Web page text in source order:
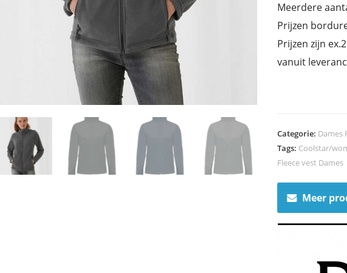
Meerdere
Prijzen
Prijzen zijn
vanuit
Categorie: Dames
Tags: Coolstar/
Fleece vest Dames
Meer